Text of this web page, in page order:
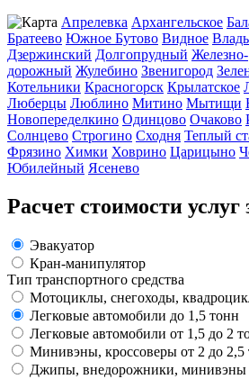
Апрелевка Архангельское
Братеево Южное Бутово Видное
Дзержинский Долгопрудный Железно-
дорожный Жулебино Звенигород
Котельники Красногорск Крылатское
Люберцы Люблино Митино Мытищи
Новопеределкино Одинцово Очаково
Солнцево Строгино Сходня Теплый
Фрязино Химки Ховрино Царицыно
Юбилейный Ясенево
Расчет стоимости услуг
Эвакуатор
Кран-манипулятор
Тип транспортного средства
Мотоциклы, снегоходы,
Легковые автомобили до 1,5 тонн
Легковые автомобили от 1,5 до 2
Минивэны, кроссоверы от 2 до 2,5
Джипы, внедорожники, минивэны